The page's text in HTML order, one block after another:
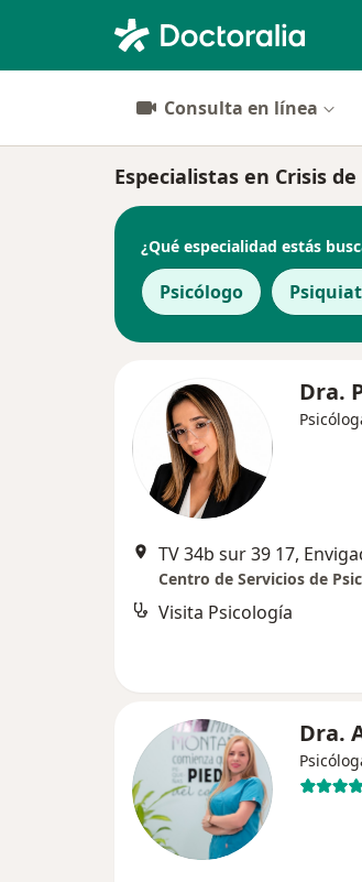
Consulta en línea
Especialistas en Crisis
¿Qué especialidad estás
Psicólogo
Dra.
TV 34b sur 39 17,
Visita Psicología
Dra.